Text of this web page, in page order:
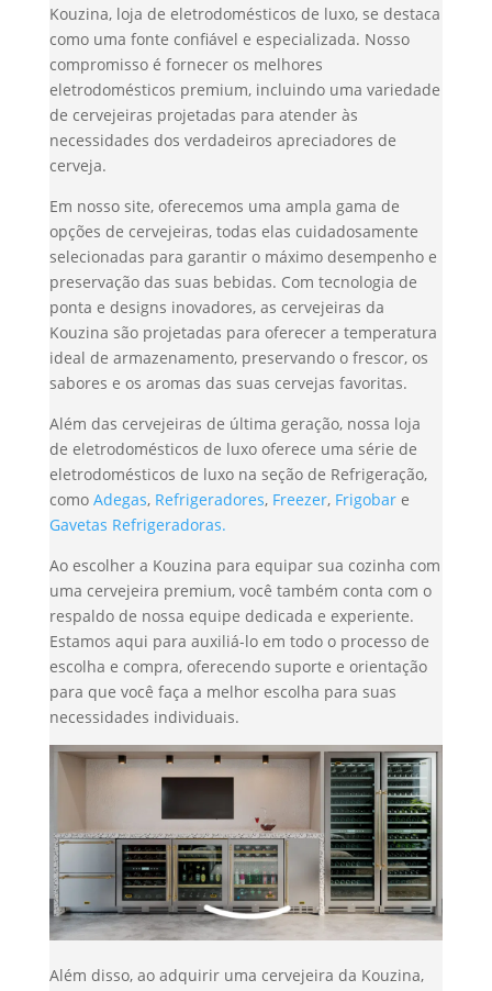
Kouzina, loja de eletrodomésticos de luxo, se destaca
como uma fonte confiável e especializada. Nosso
compromisso é fornecer os melhores
eletrodomésticos premium, incluindo uma variedade
de cervejeiras projetadas para atender às
necessidades dos verdadeiros apreciadores de
cerveja.
Em nosso site, oferecemos uma ampla gama de
opções de cervejeiras, todas elas cuidadosamente
selecionadas para garantir o máximo desempenho e
preservação das suas bebidas. Com tecnologia de
ponta e designs inovadores, as cervejeiras da
Kouzina são projetadas para oferecer a temperatura
ideal de armazenamento, preservando o frescor, os
sabores e os aromas das suas cervejas favoritas.
Além das cervejeiras de última geração, nossa loja
de eletrodomésticos de luxo oferece uma série de
eletrodomésticos de luxo na seção de Refrigeração,
como Adegas, Refrigeradores, Freezer, Frigobare
Gavetas Refrigeradoras.
Ao escolher a Kouzina para equipar sua cozinha com
uma cervejeira premium, você também conta com o
respaldo de nossa equipe dedicada e experiente.
Estamos aqui para auxiliá-lo em todo o processo de
escolha e compra, oferecendo suporte e orientação
para que você faça a melhor escolha para suas
necessidades individuais.
Além disso, ao adquirir uma cervejeira da Kouzina,